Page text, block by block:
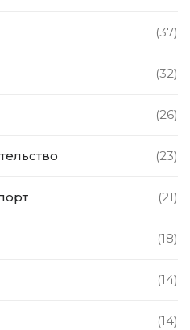
(37)
(32)
(26)
(23)
(21)
(18)
(14)
(14)